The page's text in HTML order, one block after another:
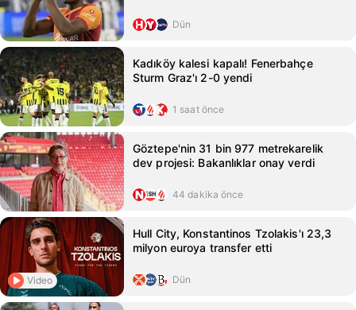
Dün
Kadıköy kalesi kapalı! Fenerbahçe
Sturm Graz'ı 2-0 yendi
1 saat önce
Göztepe'nin 31 bin 977 metrekarelik
dev projesi: Bakanlıklar onay verdi
44 dakika önce
Video
Hull City, Konstantinos Tzolakis'ı 23,3
milyon euroya transfer etti
Dün